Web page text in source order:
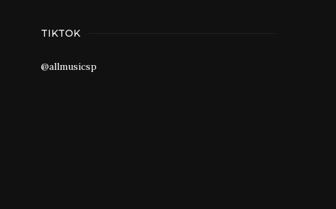
TIKTOK
@allmusicsp